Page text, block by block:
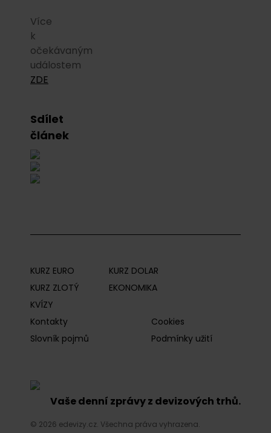
Více
k
očekávaným
událostem
ZDE
Sdílet
článek
KURZ EURO
KURZ DOLAR
KURZ ZLOTÝ
EKONOMIKA
KVÍZY
Kontakty
Cookies
Slovník pojmů
Podmínky užití
Vaše denní zprávy z devizových trhů.
© 2026 edevizy.cz. Všechna práva vyhrazena.